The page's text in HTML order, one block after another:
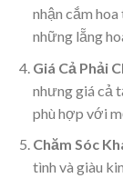
nhận cắm
những lẵng
Giá Cả Phải
nhưng giá cả
phù hợp với
Chăm Sóc
tình và giàu